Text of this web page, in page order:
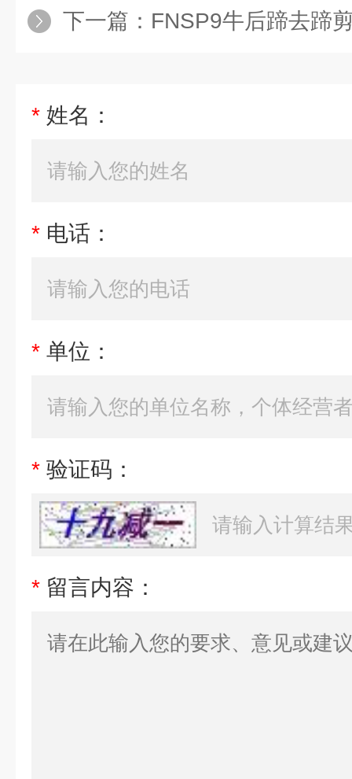
下一篇： FNSP9牛后蹄去蹄
* 姓名：
* 电话：
* 单位：
* 验证码：
* 留言内容：